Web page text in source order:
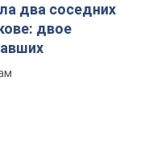
два соседних
двое